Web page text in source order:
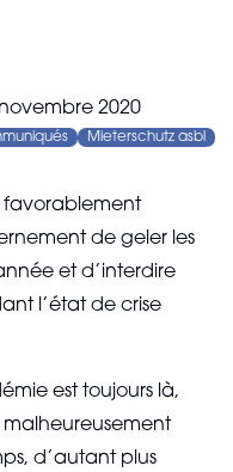
novembre 2020
Mieterschutz asbl
favorablement
de geler les
et d’interdire
l’état de crise
est toujours là,
d’autant plus